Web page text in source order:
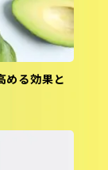
める効果と